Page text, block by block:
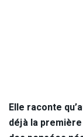
Elle raconte
déjà la